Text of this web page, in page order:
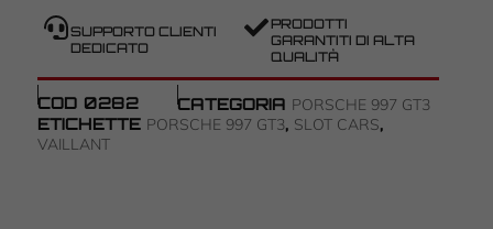
SUPPORTO CLIENTI
DEDICATO
PRODOTTI
GARANTITI DI ALTA
QUALITÀ
COD 0282 CATEGORIA PORSCHE 997 GT3
ETICHETTE PORSCHE 997 GT3, SLOT CARS,
VAILLANT